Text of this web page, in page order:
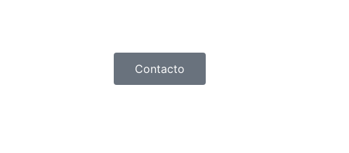
Contacto